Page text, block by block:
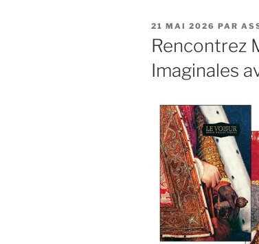
PUBLIÉ
LE
21 MAI 2026 PAR
Rencontrez
Imaginales